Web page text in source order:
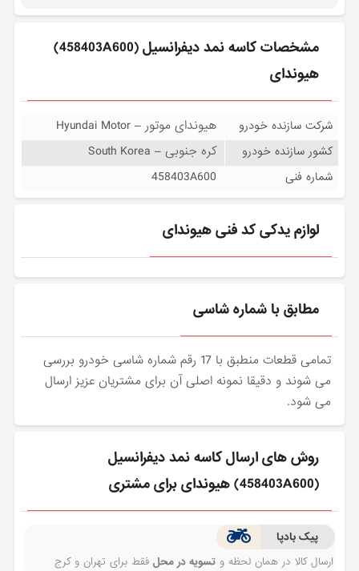
مشخصات كاسه نمد ديفرانسيل (458403A600)
هیوندای
شرکت سازنده خودرو هیوندای موتور – Hyundai Motor
کشور سازنده خودرو کره جنوبی – South Korea
شماره فنی 458403A600
لوازم یدکی کد فنی هیوندای
مطابق با شماره شاسی
تمامی قطعات منطبق با 17 رقم شماره شاسی خودرو بررسی
می شوند و دقیقا نمونه اصلی آن برای مشتریان عزیز ارسال
می شود.
روش های ارسال كاسه نمد ديفرانسيل
(458403A600) هیوندای برای مشتری
پیک بادپا
ارسال کالا در همان لحظه وتسویه در محل فقط برای تهران و کرج